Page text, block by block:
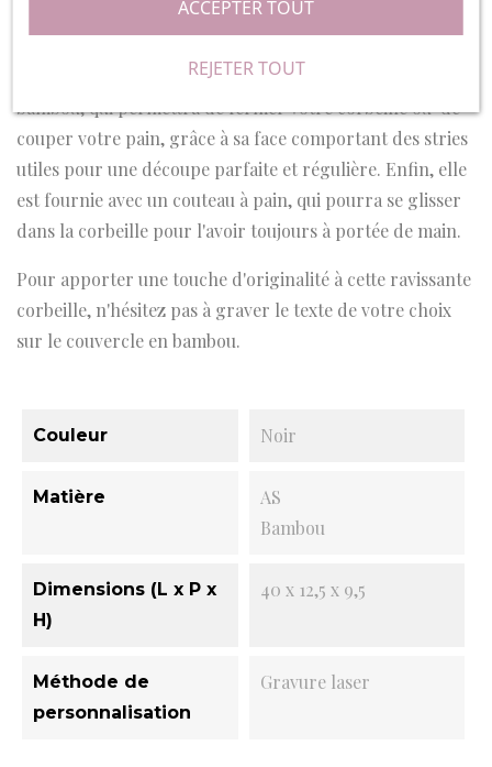
REJETER TOUT
ACCEPTER TOUT
Cette corbeille à pain se compose d'un récipient en
Elle dispose également d'un couvercle en véritable
bambou, qui permettra de fermer votre corbeille ou de
couper votre pain, grâce à sa face comportant des stries
utiles pour une découpe parfaite et régulière. Enfin, elle
est fournie avec un couteau à pain, qui pourra se glisser
dans la corbeille pour l'avoir toujours à portée de main.
Pour apporter une touche d'originalité à cette ravissante
corbeille, n'hésitez pas à graver le texte de votre choix
sur le couvercle en bambou.
Couleur Noir
Matière
AS
Bambou
Dimensions (L x P x
H)
40 x 12,5 x 9,5
Méthode de
personnalisation
Gravure laser